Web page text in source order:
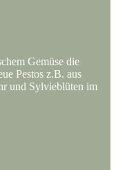
Gemüse die
Pestos z.B. aus
und Sylvieblüten im